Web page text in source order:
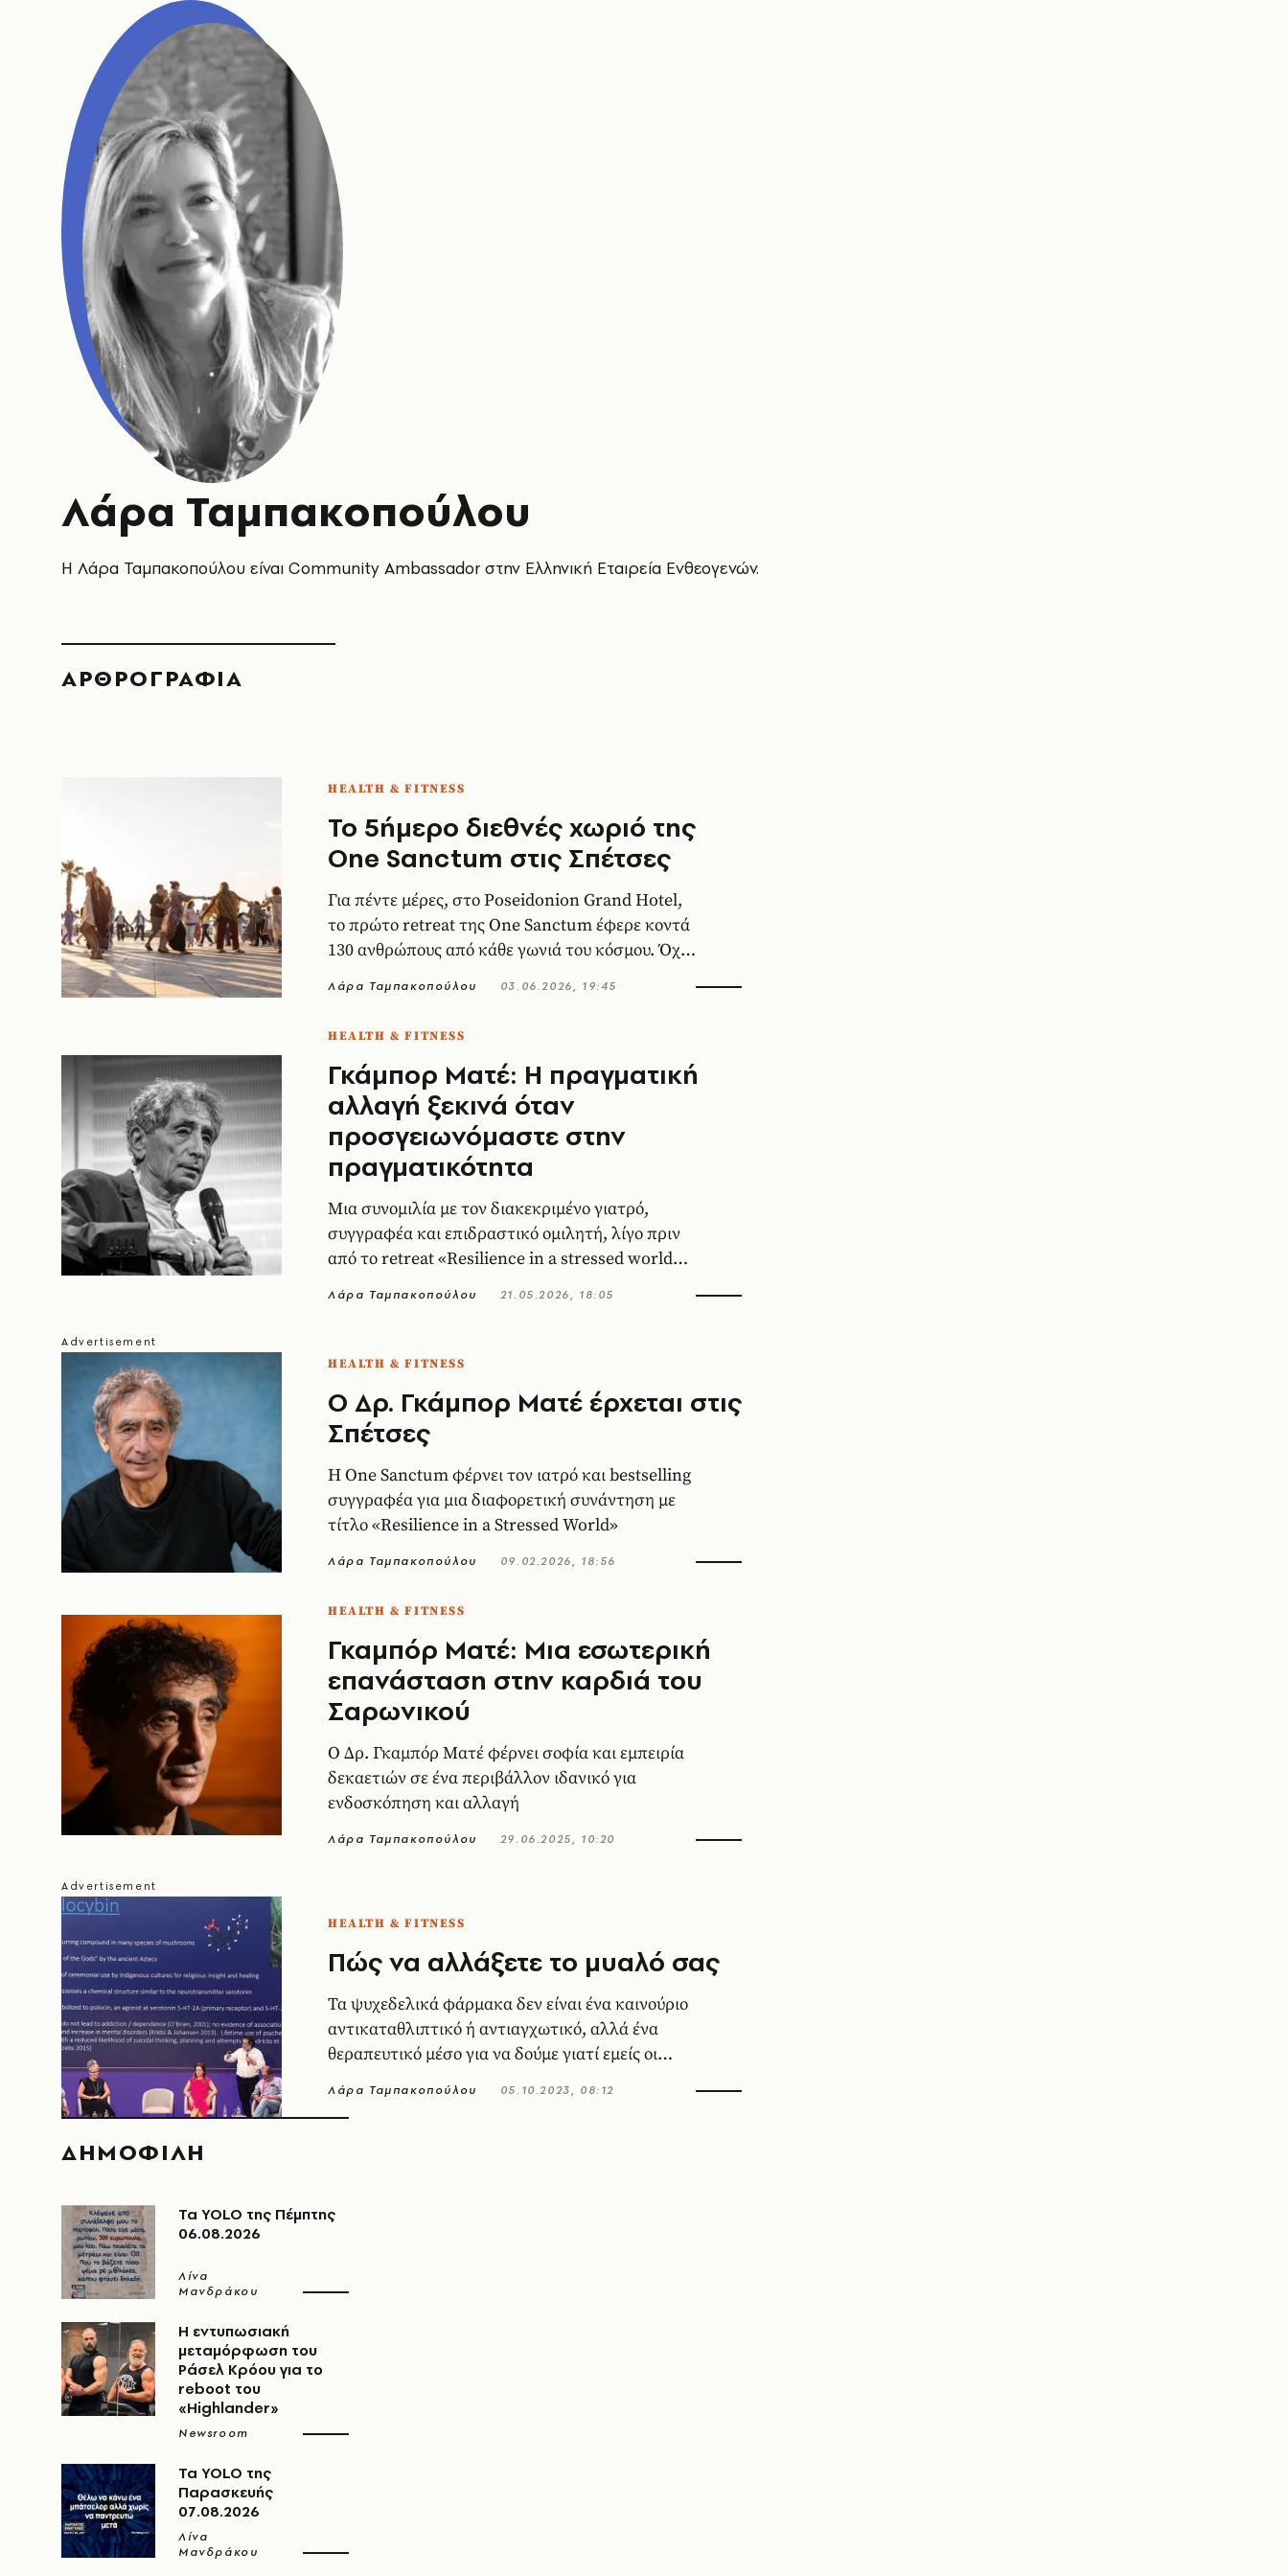
Λάρα Ταμπακοπούλου
Η Λάρα Ταμπακοπούλου είναι Community Ambassador στην Ελληνική Εταιρεία Ενθεογενών.
ΑΡΘΡΟΓΡΑΦΙΑ
HEALTH & FITNESS
Το 5ήμερο διεθνές χωριό της
One Sanctum στις Σπέτσες
Για πέντε μέρες, στο Poseidonion Grand Hotel,
το πρώτο retreat της One Sanctum έφερε κοντά
130 ανθρώπους από κάθε γωνιά του κόσμου. Όχι
διεθνές χωριό.
Λάρα Ταμπακοπούλου 03.06.2026, 19:45
HEALTH & FITNESS
Γκάμπορ Ματέ: Η πραγματική
αλλαγή ξεκινά όταν
προσγειωνόμαστε στην
πραγματικότητα
Μια συνομιλία με τον διακεκριμένο γιατρό,
συγγραφέα και επιδραστικό ομιλητή, λίγο πριν
από το retreat «Resilience in a stressed world»
Λάρα Ταμπακοπούλου 21.05.2026, 18:05
HEALTH & FITNESS
Ο Δρ. Γκάμπορ Ματέ έρχεται στις
Σπέτσες
Η One Sanctum φέρνει τον ιατρό και bestselling
συγγραφέα για μια διαφορετική συνάντηση με
τίτλο «Resilience in a Stressed World»
Λάρα Ταμπακοπούλου 09.02.2026, 18:56
HEALTH & FITNESS
Γκαμπόρ Ματέ: Μια εσωτερική
επανάσταση στην καρδιά του
Σαρωνικού
Ο Δρ. Γκαμπόρ Ματέ φέρνει σοφία και εμπειρία
δεκαετιών σε ένα περιβάλλον ιδανικό για
ενδοσκόπηση και αλλαγή
Λάρα Ταμπακοπούλου 29.06.2025, 10:20
HEALTH & FITNESS
Πώς να αλλάξετε το μυαλό σας
Τα ψυχεδελικά φάρμακα δεν είναι ένα καινούριο
αντικαταθλιπτικό ή αντιαγχωτικό, αλλά ένα
θεραπευτικό μέσο για να δούμε γιατί εμείς οι
κατάθλιψη και άγχος
Λάρα Ταμπακοπούλου 05.10.2023, 08:12
ΔΗΜΟΦΙΛΗ
Τα YOLO της Πέμπτης
06.08.2026
Λίνα
Μανδράκου
Η εντυπωσιακή
μεταμόρφωση του
Ράσελ Κρόου για το
reboot του
«Highlander»
Newsroom
Τα YOLO της
Παρασκευής
07.08.2026
Λίνα
Μανδράκου